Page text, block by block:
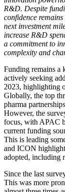
R&D. Despite
confidence
next investment
increase R&D
a commitment to
complexity and
Funding remains a
actively seeking
2023, highlighting
Globally, the top
pharma
However, the
focus, with APAC
current funding
This is leading
and ICON
adopted, including
Since the last
This was more